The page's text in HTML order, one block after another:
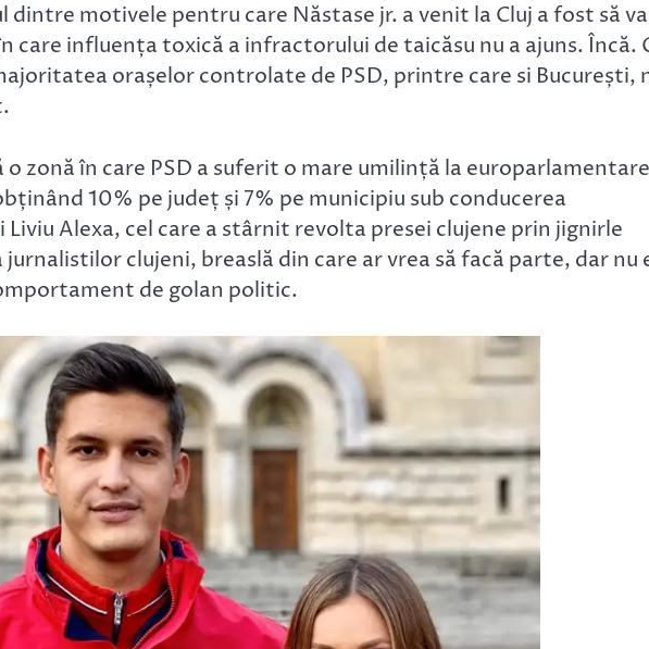
dintre motivele pentru care Năstase jr. a venit la Cluj a fost să
care influența toxică a infractorului de taicăsu nu a ajuns. Încă.
orașelor controlate de PSD, printre care si București,
o zonă în care PSD a suferit o mare umilință la
10% pe județ și 7% pe municipiu sub conducerea
Alexa, cel care a stârnit revolta presei clujene prin jignirle
clujeni, breaslă din care ar vrea să facă parte, dar nu
de golan politic.